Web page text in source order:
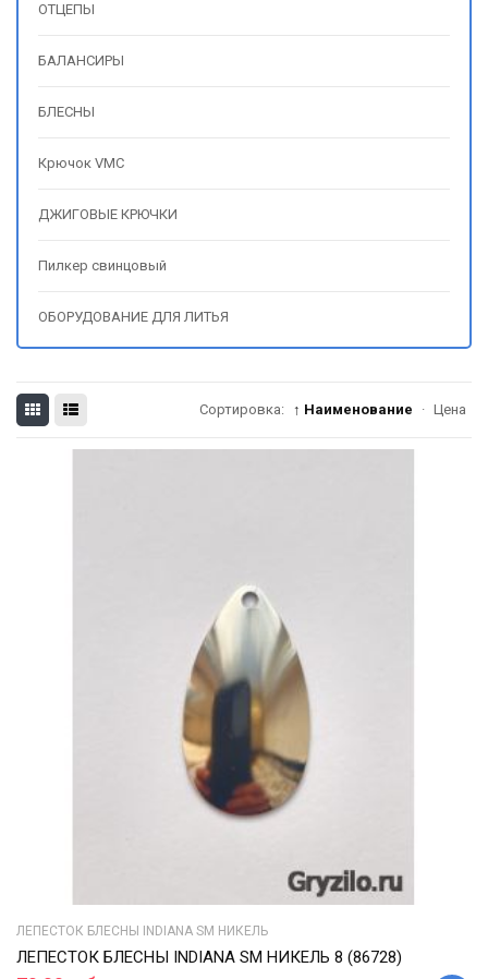
ОТЦЕПЫ
БАЛАНСИРЫ
БЛЕСНЫ
Крючок VMC
ДЖИГОВЫЕ КРЮЧКИ
Пилкер свинцовый
ОБОРУДОВАНИЕ ДЛЯ ЛИТЬЯ
Сортировка: ↑ Наименование · Цена
ЛЕПЕСТОК БЛЕСНЫ INDIANA SM НИКЕЛЬ
ЛЕПЕСТОК БЛЕСНЫ INDIANA SM НИКЕЛЬ 8 (86728)